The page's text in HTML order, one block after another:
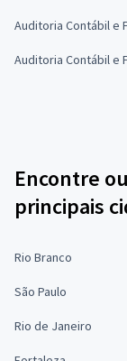
Auditoria Contábil e
Auditoria Contábil e
Encontre
principais
Rio Branco
São Paulo
Rio de Janeiro